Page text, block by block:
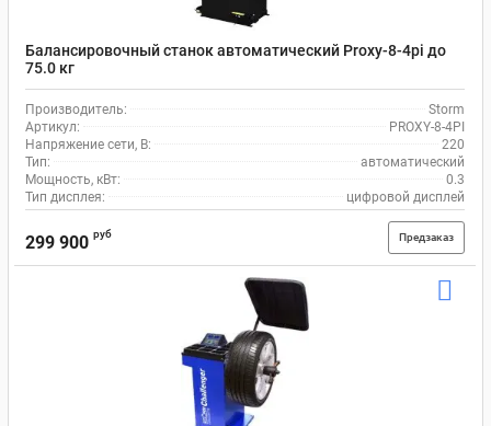
Балансировочный станок автоматический Proxy-8-4pi до
75.0 кг
Производитель:
Storm
Артикул:
PROXY-8-4PI
Напряжение сети, В:
220
Тип:
автоматический
Мощность, кВт:
0.3
Тип дисплея:
цифровой дисплей
299 900 руб Предзаказ